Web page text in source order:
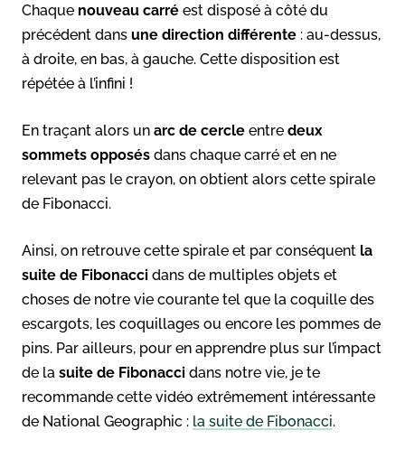
Chaque nouveau carré est disposé à côté du
précédent dans une direction différente : au-dessus,
à droite, en bas, à gauche. Cette disposition est
répétée à l’infini !
En traçant alors un arc de cercle entre deux
sommets opposés dans chaque carré et en ne
relevant pas le crayon, on obtient alors cette spirale
de Fibonacci.
Ainsi, on retrouve cette spirale et par conséquent la
suite de Fibonacci dans de multiples objets et
choses de notre vie courante tel que la coquille des
escargots, les coquillages ou encore les pommes de
pins. Par ailleurs, pour en apprendre plus sur l’impact
de la suite de Fibonacci dans notre vie, je te
recommande cette vidéo extrêmement intéressante
de National Geographic : la suite de Fibonacci.